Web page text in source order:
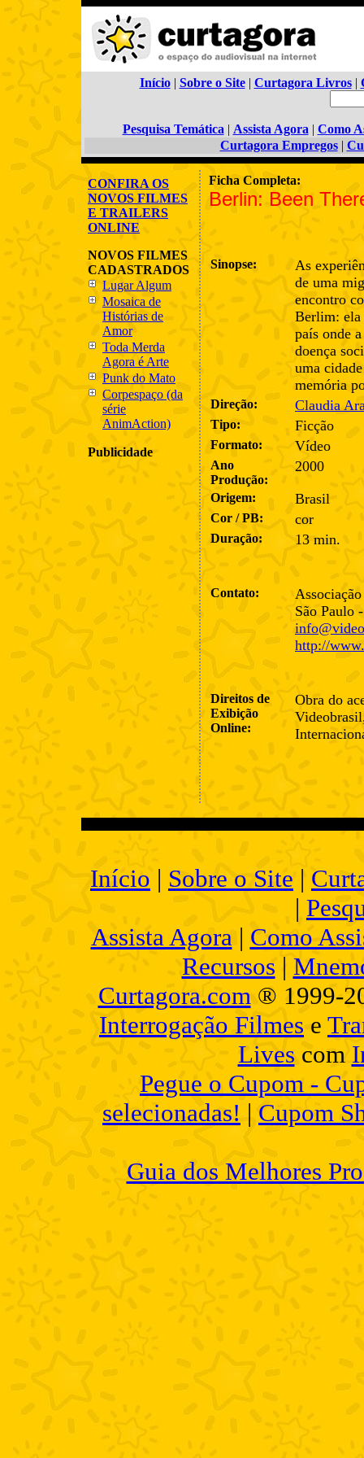
Início| Sobre o Site| Curtagora Livros|
Pesquisa Temática | Assista Agora | Como
Curtagora Empregos|
CONFIRA OS
NOVOS FILMES
E TRAILERS
ONLINE
NOVOS FILMES
CADASTRADOS
Lugar Algum
Mosaica de
Histórias de
Amor
Toda Merda
Agora é Arte
Punk do Mato
Corpespaço (da
série
AnimAction)
Publicidade
Ficha Completa:
Berlin: Been
Sinopse:
As
de uma
encontro
Berlim: ela
país onde
doença
uma
memória
Direção: Claudia
Tipo: Ficção
Formato: Vídeo
Ano
Produção:
2000
Origem: Brasil
Cor / PB: cor
Duração: 13 min.
Contato:
São Paulo
http://
Direitos de
Exibição
Online:
Obra do
Início | Sobre o Site |
|
Assista Agora| Como
Recursos |
Curtagora.com® 1999-
Interrogação Filmes e
Lives com
Pegue o Cupom -
selecionadas! | Cupom
Guia dos Melhores